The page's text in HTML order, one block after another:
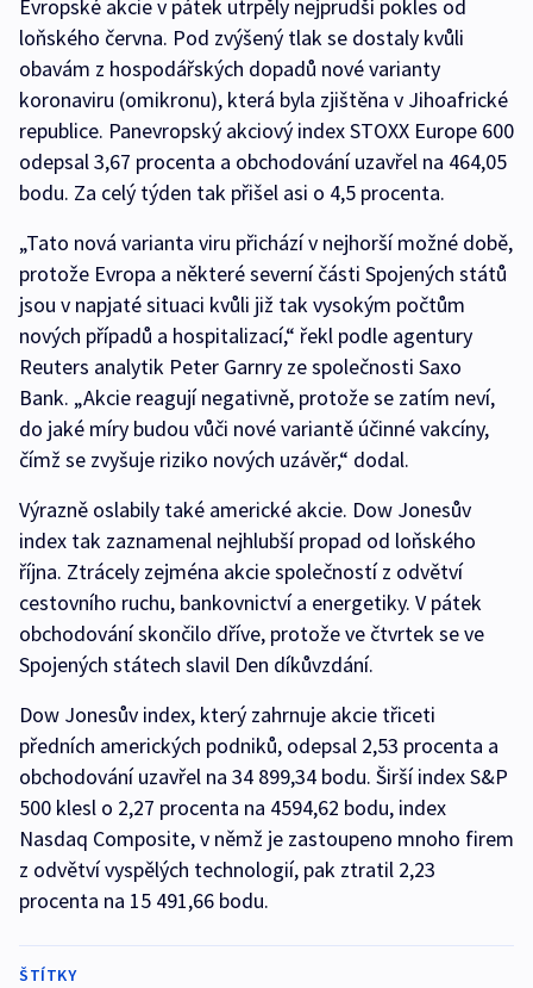
Evropské akcie v pátek utrpěly nejprudší pokles od
loňského června. Pod zvýšený tlak se dostaly kvůli
obavám z hospodářských dopadů nové varianty
koronaviru (omikronu), která byla zjištěna v Jihoafrické
republice. Panevropský akciový index STOXX Europe 600
odepsal 3,67 procenta a obchodování uzavřel na 464,05
bodu. Za celý týden tak přišel asi o 4,5 procenta.
„Tato nová varianta viru přichází v nejhorší možné době,
protože Evropa a některé severní části Spojených států
jsou v napjaté situaci kvůli již tak vysokým počtům
nových případů a hospitalizací,“ řekl podle agentury
Reuters analytik Peter Garnry ze společnosti Saxo
Bank. „Akcie reagují negativně, protože se zatím neví,
do jaké míry budou vůči nové variantě účinné vakcíny,
čímž se zvyšuje riziko nových uzávěr,“ dodal.
Výrazně oslabily také americké akcie. Dow Jonesův
index tak zaznamenal nejhlubší propad od loňského
října. Ztrácely zejména akcie společností z odvětví
cestovního ruchu, bankovnictví a energetiky. V pátek
obchodování skončilo dříve, protože ve čtvrtek se ve
Spojených státech slavil Den díkůvzdání.
Dow Jonesův index, který zahrnuje akcie třiceti
předních amerických podniků, odepsal 2,53 procenta a
obchodování uzavřel na 34 899,34 bodu. Širší index S&P
500 klesl o 2,27 procenta na 4594,62 bodu, index
Nasdaq Composite, v němž je zastoupeno mnoho firem
z odvětví vyspělých technologií, pak ztratil 2,23
procenta na 15 491,66 bodu.
ŠTÍTKY